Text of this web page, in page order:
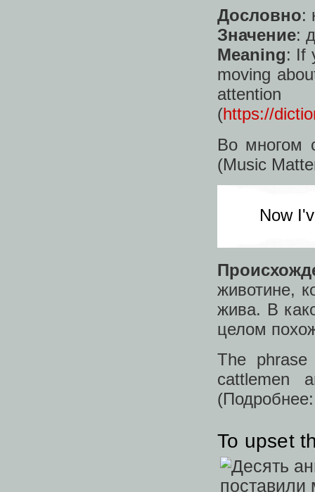
Дословно:
Значение:
Meaning: If
moving
(https://
Во многом
(Music
Now
животине,
жива. В
целом
The
cattlemen
To upset